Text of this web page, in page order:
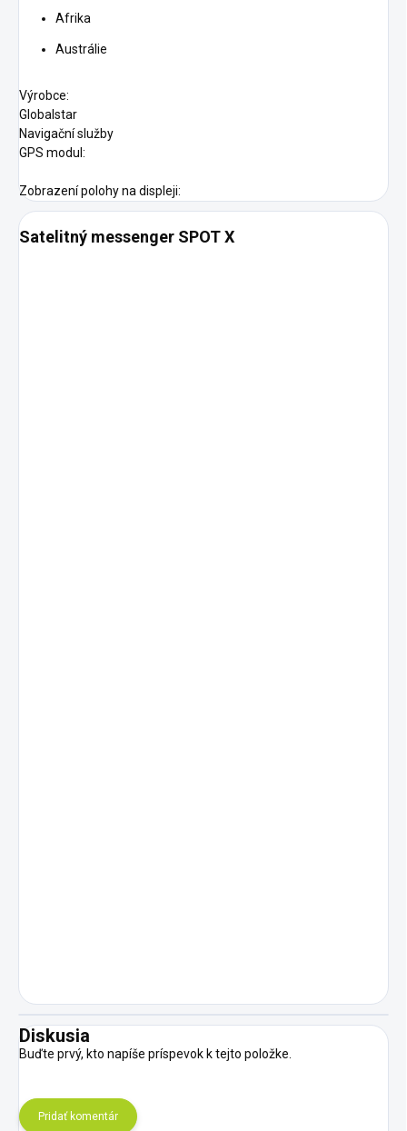
Afrika
Austrálie
Výrobce:
Globalstar
Navigační služby
GPS modul:
Zobrazení polohy na displeji:
Satelitný messenger SPOT X
Diskusia
Buďte prvý, kto napíše príspevok k tejto položke.
Pridať komentár